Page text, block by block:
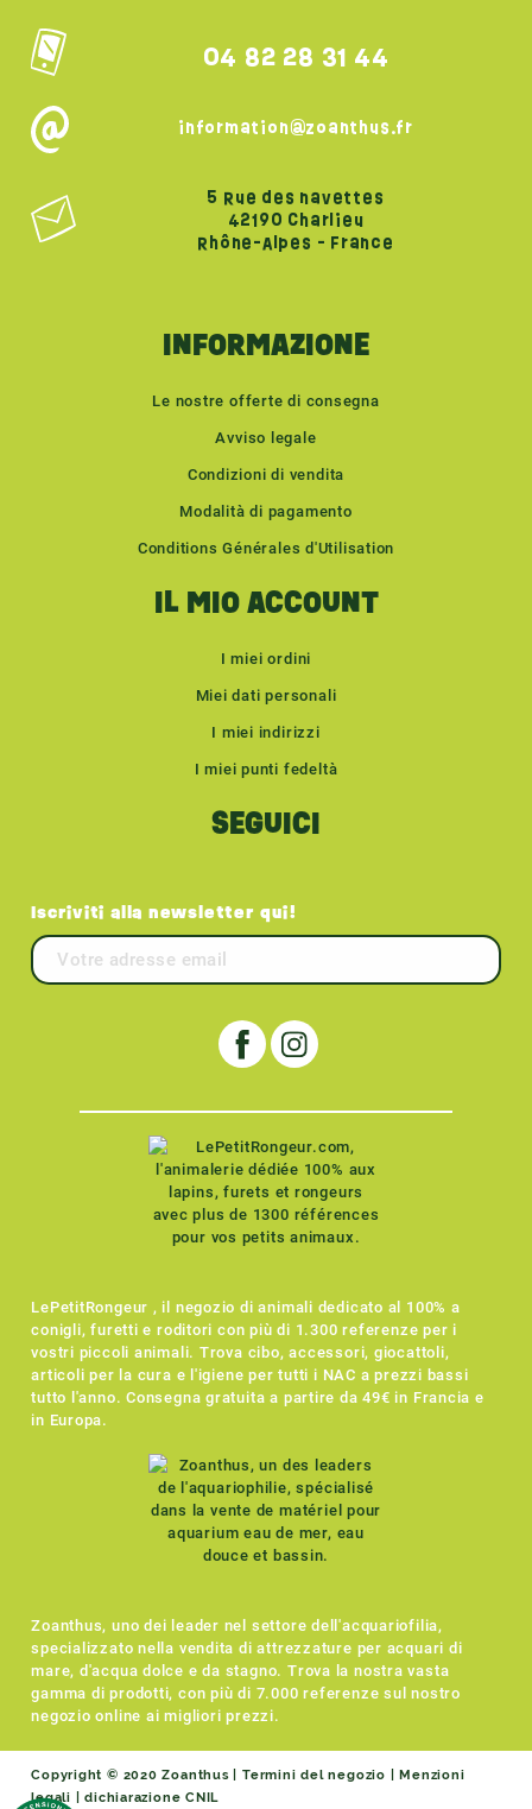
04 82 28 31 44
information@zoanthus.fr
5 Rue des navettes
42190 Charlieu
Rhône-Alpes - France
INFORMAZIONE
Le nostre offerte di consegna
Avviso legale
Condizioni di vendita
Modalità di pagamento
Conditions Générales d'Utilisation
IL MIO ACCOUNT
I miei ordini
Miei dati personali
I miei indirizzi
I miei punti fedeltà
SEGUICI
Iscriviti alla newsletter qui!
LePetitRongeur , il negozio di animali dedicato al 100% a
conigli, furetti e roditori con più di 1.300 referenze per i
vostri piccoli animali. Trova cibo, accessori, giocattoli,
articoli per la cura e l'igiene per tutti i NAC a prezzi bassi
tutto l'anno. Consegna gratuita a partire da 49€ in Francia e
in Europa.
Zoanthus, uno dei leader nel settore dell'acquariofilia,
specializzato nella vendita di attrezzature per acquari di
mare, d'acqua dolce e da stagno. Trova la nostra vasta
gamma di prodotti, con più di 7.000 referenze sul nostro
negozio online ai migliori prezzi.
Copyright © 2020 Zoanthus |Termini del negozio |Menzioni
legali |dichiarazione CNIL